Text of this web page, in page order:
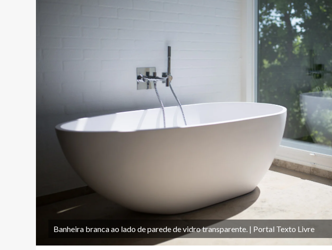
Banheira branca ao lado de parede de vidro transparente. | Portal Texto Livre